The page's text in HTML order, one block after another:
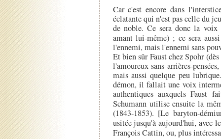
Car c'est encore dans
éclatante qui n'est pas celle du
de noble. Ce sera donc la
amant lui-même) ; ce sera
l'ennemi, mais l'ennemi sans
Et bien sûr Faust chez Spohr
l'amoureux sans arrières-
mais aussi quelque peu
démon, il fallait une voix
authentiques auxquels Faust
Schumann utilise ensuite la
(1843-1853). [Le baryton-
usitée jusqu'à aujourd'hui, avec
François Cattin, ou, plus